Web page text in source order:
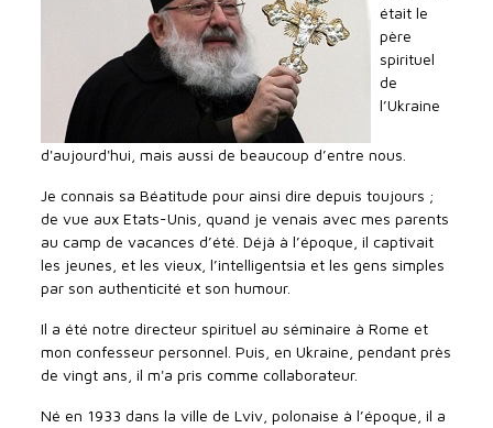
était le
père
spirituel
de
l’Ukraine
d'aujourd'hui, mais aussi de beaucoup d’entre nous.
Je connais sa Béatitude pour ainsi dire depuis toujours ;
de vue aux Etats-Unis, quand je venais avec mes parents
au camp de vacances d’été. Déjà à l’époque, il captivait
les jeunes, et les vieux, l’intelligentsia et les gens simples
par son authenticité et son humour.
Il a été notre directeur spirituel au séminaire à Rome et
mon confesseur personnel. Puis, en Ukraine, pendant près
de vingt ans, il m'a pris comme collaborateur.
Né en 1933 dans la ville de Lviv, polonaise à l’époque, il a